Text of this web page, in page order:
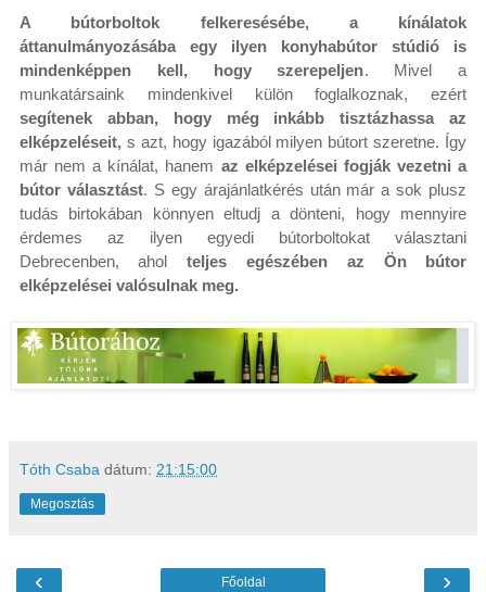
A bútorboltok felkeresésébe, a kínálatok
áttanulmányozásába egy ilyen konyhabútor stúdió is
mindenképpen kell, hogy szerepeljen. Mivel a
munkatársaink mindenkivel külön foglalkoznak, ezért
segítenek abban, hogy még inkább tisztázhassa az
elképzeléseit,s azt, hogy igazából milyen bútort szeretne. Így
már nem a kínálat, hanem az elképzelései fogják vezetni a
bútor választást. S egy árajánlatkérés után már a sok plusz
tudás birtokában könnyen eltudj a dönteni, hogy mennyire
érdemes az ilyen egyedi bútorboltokat választani
Debrecenben, aholteljes egészében az Ön bútor
elképzelései valósulnak meg.
Tóth Csaba dátum: 21:15:00
Megosztás
‹ ›
Főoldal